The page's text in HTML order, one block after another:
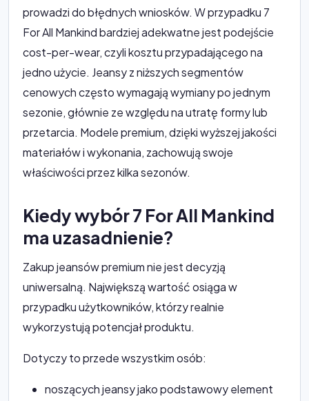
prowadzi do błędnych wniosków. W przypadku 7
For All Mankind bardziej adekwatne jest podejście
cost-per-wear, czyli kosztu przypadającego na
jedno użycie. Jeansy z niższych segmentów
cenowych często wymagają wymiany po jednym
sezonie, głównie ze względu na utratę formy lub
przetarcia. Modele premium, dzięki wyższej jakości
materiałów i wykonania, zachowują swoje
właściwości przez kilka sezonów.
Kiedy wybór 7 For All Mankind
ma uzasadnienie?
Zakup jeansów premium nie jest decyzją
uniwersalną. Największą wartość osiąga w
przypadku użytkowników, którzy realnie
wykorzystują potencjał produktu.
Dotyczy to przede wszystkim osób:
noszących jeansy jako podstawowy element